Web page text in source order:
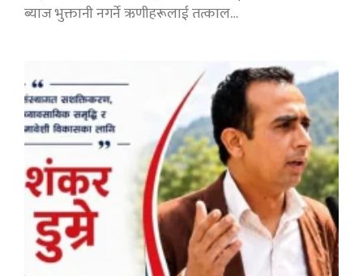
ब्याज भुक्तानी नगर्ने ऋणीहरूलाई तत्काल…